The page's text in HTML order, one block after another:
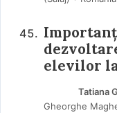
elevilor
Tatiana
Gheorghe